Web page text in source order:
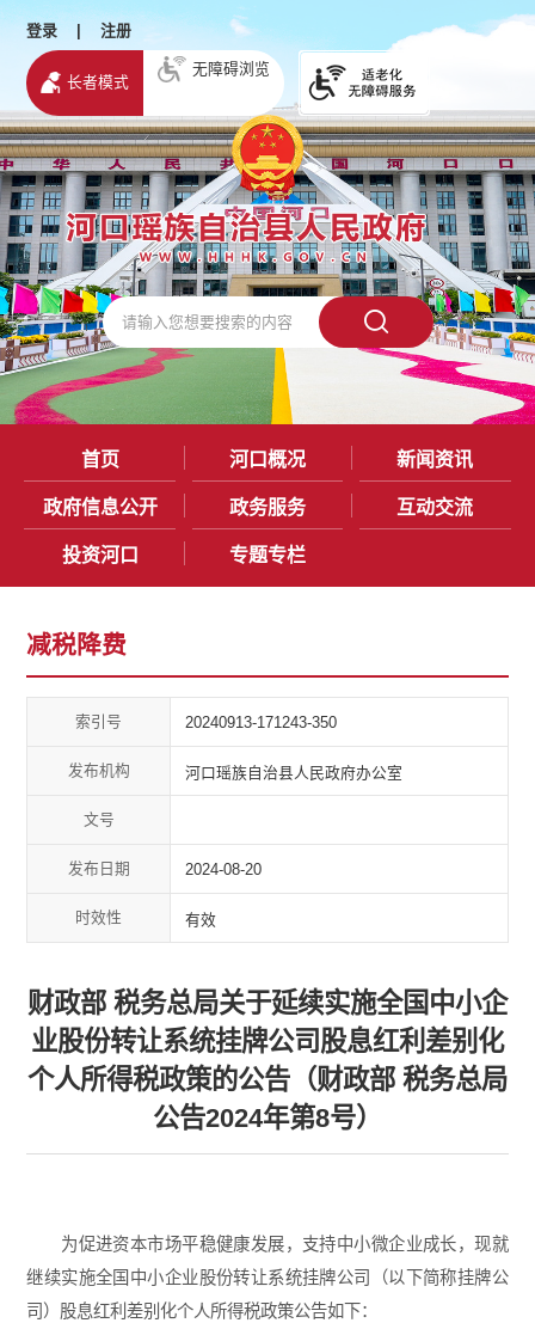
登录 | 注册
长者模式
无障碍浏览
首页 河口概况 新闻资讯
政府信息公开 政务服务 互动交流
投资河口 专题专栏
减税降费
索引号 20240913-171243-350
发布机构 河口瑶族自治县人民政府办公室
文号
发布日期 2024-08-20
时效性 有效
财政部 税务总局关于延续实施全国中小企
业股份转让系统挂牌公司股息红利差别化
个人所得税政策的公告（财政部 税务总局
公告2024年第8号）
为促进资本市场平稳健康发展，支持中小微企业成长，现就
继续实施全国中小企业股份转让系统挂牌公司（以下简称挂牌公
司）股息红利差别化个人所得税政策公告如下：